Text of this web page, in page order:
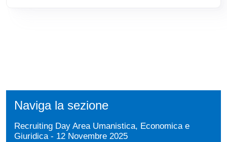
Naviga la sezione
Recruiting Day Area Umanistica, Economica e
Giuridica - 12 Novembre 2025